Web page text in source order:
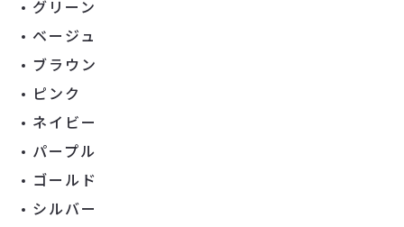
グリーン
ベージュ
ブラウン
ピンク
ネイビー
パープル
ゴールド
シルバー